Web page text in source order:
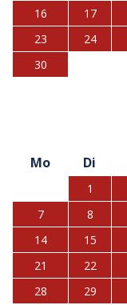
16 17
23
24
30
Mo
Di
1
7
8
14
15
21
22
28
29